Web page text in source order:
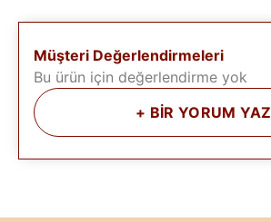
Müşteri Değerlendirmeleri
Bu ürün için değerlendirme yok
+ BİR YORUM YAZ